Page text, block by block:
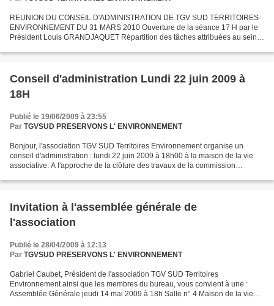
REUNION DU CONSEIL D'ADMINISTRATION DE TGV SUD TERRITOIRES-
ENVIRONNEMENT DU 31 MARS 2010 Ouverture de la séance 17 H par le
Président Louis GRANDJAQUET Répartition des tâches attribuées au sein
Conseil d'administration Lundi 22 juin 2009 à
18H
Publié le 19/06/2009 à 23:55
Par TGVSUD PRESERVONS L' ENVIRONNEMENT
Bonjour, l'association TGV SUD Territoires Environnement organise un
conseil d'administration : lundi 22 juin 2009 à 18h00 à la maison de la vie
associative. A l'approche de la clôture des travaux de la commission
Invitation à l'assemblée générale de
l'association
Publié le 28/04/2009 à 12:13
Par TGVSUD PRESERVONS L' ENVIRONNEMENT
Gabriel Caubet, Président de l'association TGV SUD Territoires
Environnement ainsi que les membres du bureau, vous convient à une :
Assemblée Générale jeudi 14 mai 2009 à 18h Salle n° 4 Maison de la vie